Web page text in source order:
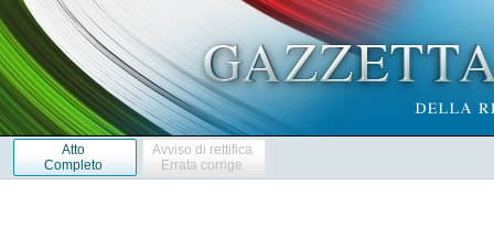
Atto
Completo
Avviso di rettifica
Errata corrige